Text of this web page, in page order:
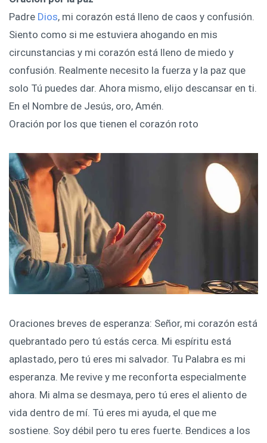
Padre Dios, mi corazón está lleno de caos y confusión.
Siento como si me estuviera ahogando en mis
circunstancias y mi corazón está lleno de miedo y
confusión. Realmente necesito la fuerza y ​​la paz que
solo Tú puedes dar. Ahora mismo, elijo descansar en ti.
En el Nombre de Jesús, oro, Amén.
Oración por los que tienen el corazón roto
Oraciones breves de esperanza: Señor, mi corazón está
quebrantado pero tú estás cerca. Mi espíritu está
aplastado, pero tú eres mi salvador. Tu Palabra es mi
esperanza. Me revive y me reconforta especialmente
ahora. Mi alma se desmaya, pero tú eres el aliento de
vida dentro de mí. Tú eres mi ayuda, el que me
sostiene. Soy débil pero tu eres fuerte. Bendices a los